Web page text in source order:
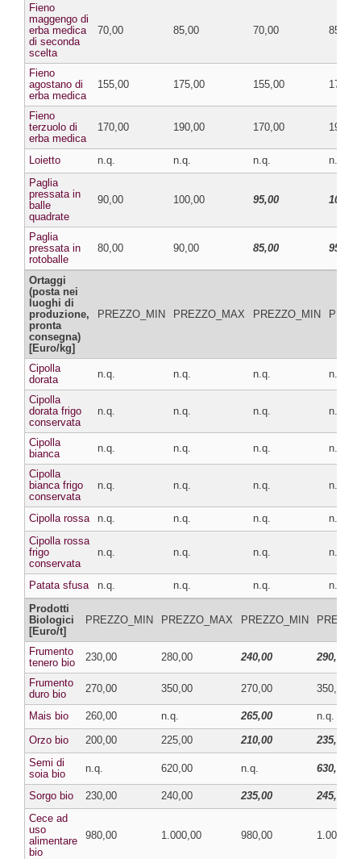
Fieno
maggengo di
erba medica
di seconda
scelta
70,00 85,00 70,00 85,00
Fieno
agostano di
erba medica
155,00 175,00 155,00 175,00
Fieno
terzuolo di
erba medica
170,00 190,00 170,00 190,00
Loietto n.q. n.q. n.q.
n.q.
Paglia
pressata in
balle
quadrate
90,00 100,00 95,00 105,00
Paglia
pressata in
rotoballe
80,00 90,00 85,00 95,00
Ortaggi
(posta nei
luoghi di
produzione,
pronta
consegna)
[Euro/kg]
PREZZO_MIN PREZZO_MAX PREZZO_MIN
Cipolla
dorata
n.q. n.q. n.q. n.q.
Cipolla
dorata frigo
conservata
n.q. n.q. n.q. n.q.
Cipolla
bianca
n.q. n.q. n.q. n.q.
Cipolla
bianca frigo
conservata
n.q. n.q. n.q. n.q.
Cipolla rossa n.q. n.q. n.q.
n.q.
Cipolla rossa
frigo
conservata
n.q. n.q. n.q. n.q.
Patata sfusa n.q. n.q. n.q.
n.q.
Prodotti
Biologici
[Euro/t]
PREZZO_MIN PREZZO_MAX PREZZO_MIN
Frumento
tenero bio
230,00 280,00 240,00 290,00
Frumento
duro bio
270,00 350,00 270,00 350,00
Mais bio 260,00 n.q. 265,00
n.q.
Orzo bio
200,00 225,00 210,00
235,00
Semi di
soia bio
n.q. 620,00 n.q. 630,00
Sorgo bio 230,00 240,00 235,00
245,00
Cece ad
uso
alimentare
bio
980,00 1.000,00 980,00 1.000,00